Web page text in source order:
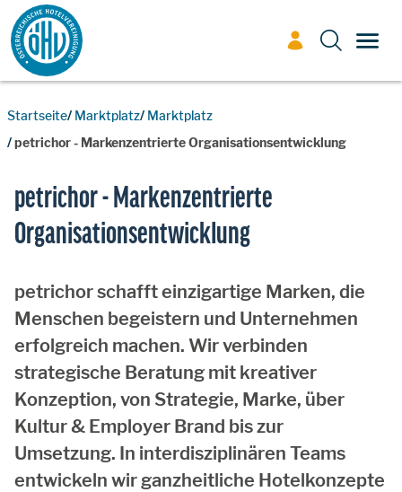
Zum Inhalt
Startseite Marktplatz Marktplatz
petrichor - Markenzentrierte Organisationsentwicklung
petrichor - Markenzentrierte
Organisationsentwicklung
petrichor schafft einzigartige Marken, die
Menschen begeistern und Unternehmen
erfolgreich machen. Wir verbinden
strategische Beratung mit kreativer
Konzeption, von Strategie, Marke, über
Kultur & Employer Brand bis zur
Umsetzung. In interdisziplinären Teams
entwickeln wir ganzheitliche Hotelkonzepte